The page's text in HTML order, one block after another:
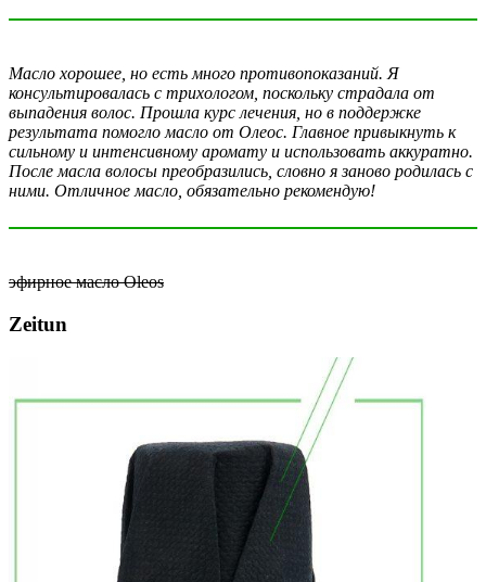
Масло хорошее, но есть много противопоказаний. Я
консультировалась с трихологом, поскольку страдала от
выпадения волос. Прошла курс лечения, но в поддержке
результата помогло масло от Олеос. Главное привыкнуть к
сильному и интенсивному аромату и использовать аккуратно.
После масла волосы преобразились, словно я заново родилась с
ними. Отличное масло, обязательно рекомендую!
эфирное масло Oleos
Zeitun